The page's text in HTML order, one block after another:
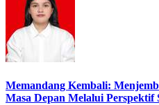
Memandang Kembali:
Masa Depan Melalui